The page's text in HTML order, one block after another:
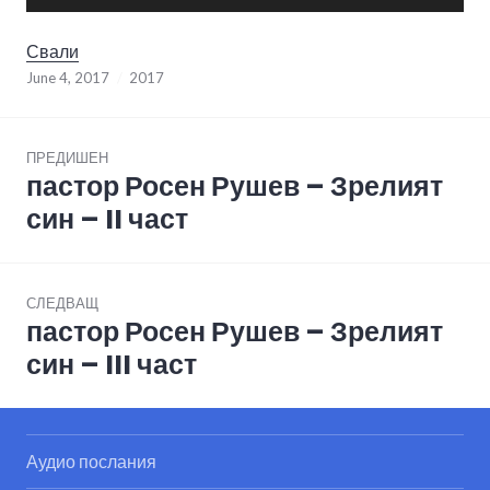
Свали
June 4, 2017 2017
navigation
ПРЕДИШЕН
Previous
post:
пастор Росен Рушев – Зрелият
син – II част
СЛЕДВАЩ
Next
post:
пастор Росен Рушев – Зрелият
син – III част
Аудио послания